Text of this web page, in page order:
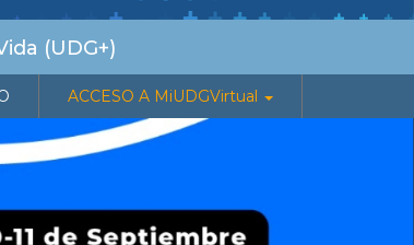
(UDG+)
ACCESO A MiUDGVirtual